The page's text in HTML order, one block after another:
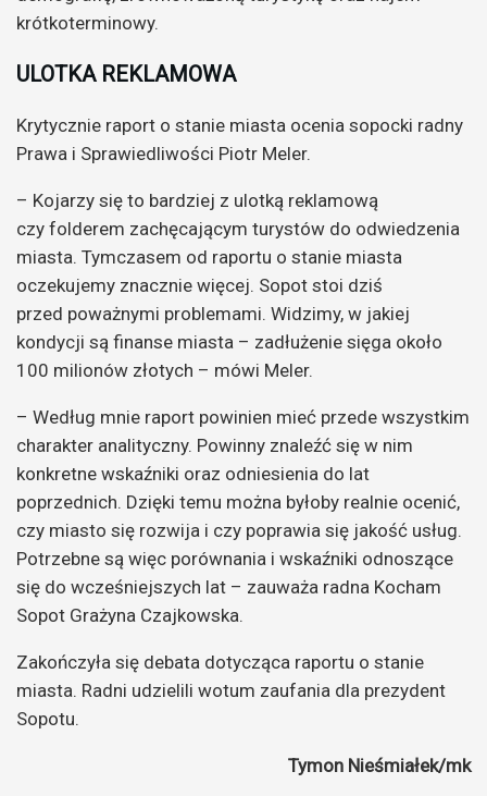
krótkoterminowy.
ULOTKA REKLAMOWA
Krytycznie raport o stanie miasta ocenia sopocki radny
Prawa i Sprawiedliwości Piotr Meler.
– Kojarzy się to bardziej z ulotką reklamową
czy folderem zachęcającym turystów do odwiedzenia
miasta. Tymczasem od raportu o stanie miasta
oczekujemy znacznie więcej. Sopot stoi dziś
przed poważnymi problemami. Widzimy, w jakiej
kondycji są finanse miasta – zadłużenie sięga około
100 milionów złotych – mówi Meler.
– Według mnie raport powinien mieć przede wszystkim
charakter analityczny. Powinny znaleźć się w nim
konkretne wskaźniki oraz odniesienia do lat
poprzednich. Dzięki temu można byłoby realnie ocenić,
czy miasto się rozwija i czy poprawia się jakość usług.
Potrzebne są więc porównania i wskaźniki odnoszące
się do wcześniejszych lat – zauważa radna Kocham
Sopot Grażyna Czajkowska.
Zakończyła się debata dotycząca raportu o stanie
miasta. Radni udzielili wotum zaufania dla prezydent
Sopotu.
Tymon Nieśmiałek/mk